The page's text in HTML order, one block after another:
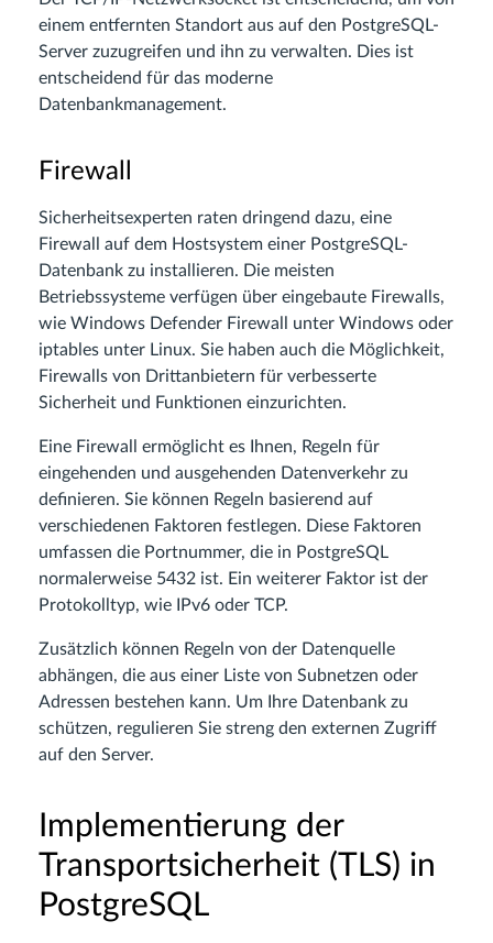
einem entfernten Standort aus auf den PostgreSQL-
Server zuzugreifen und ihn zu verwalten. Dies ist
entscheidend für das moderne
Datenbankmanagement.
Firewall
Sicherheitsexperten raten dringend dazu, eine
Firewall auf dem Hostsystem einer PostgreSQL-
Datenbank zu installieren. Die meisten
Betriebssysteme verfügen über eingebaute Firewalls,
wie Windows Defender Firewall unter Windows oder
iptables unter Linux. Sie haben auch die Möglichkeit,
Firewalls von Drittanbietern für verbesserte
Sicherheit und Funktionen einzurichten.
Eine Firewall ermöglicht es Ihnen, Regeln für
eingehenden und ausgehenden Datenverkehr zu
definieren. Sie können Regeln basierend auf
verschiedenen Faktoren festlegen. Diese Faktoren
umfassen die Portnummer, die in PostgreSQL
normalerweise 5432 ist. Ein weiterer Faktor ist der
Protokolltyp, wie IPv6 oder TCP.
Zusätzlich können Regeln von der Datenquelle
abhängen, die aus einer Liste von Subnetzen oder
Adressen bestehen kann. Um Ihre Datenbank zu
schützen, regulieren Sie streng den externen Zugriff
auf den Server.
Implementierung der
Transportsicherheit (TLS) in
PostgreSQL